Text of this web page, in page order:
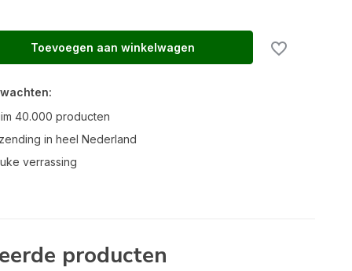
Toevoegen aan winkelwagen
40.000 producten
in heel Nederland
verrassing
producten